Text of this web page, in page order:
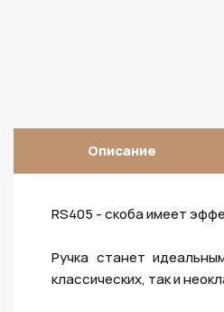
Описание
RS405 - скоба имеет
Ручка станет
классических, так и